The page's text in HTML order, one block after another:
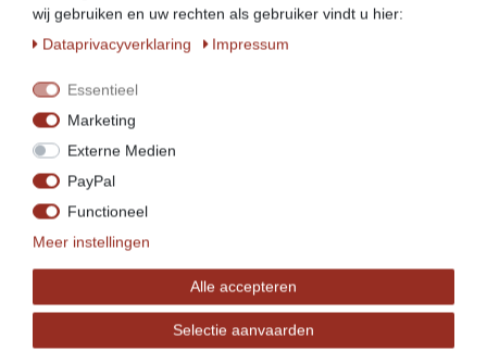
Elektrische aandrijving, dus geen hydraulische
Stevige constructie
Internationale hygiënestandaard
Bestand tegen reinigingsmiddelen
Roestvrij staal
wij gebruiken en uw rechten als gebruiker vindt u hier:
Data­privacy­verklaring
Impressum
Essentieel
Marketing
Externe Medien
PayPal
Functioneel
Meer instellingen
Alle accepteren
Selectie aanvaarden